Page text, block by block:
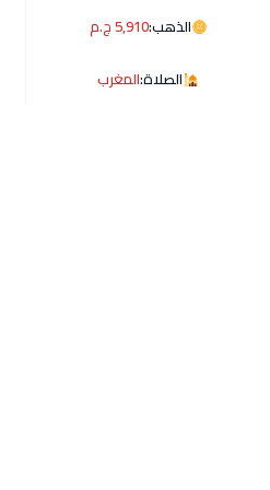
الذهب:5,910 ج.م
الصلاة:المغرب